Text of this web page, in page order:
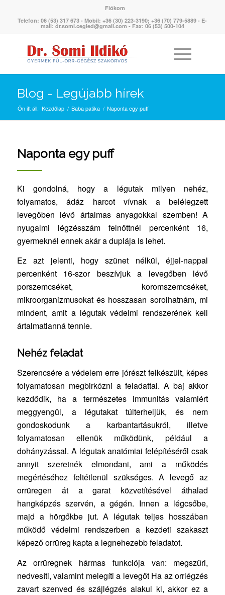
Fiókom
Telefon: 06 (53) 317 673 - Mobil: +36 (30) 223-3190; +36 (70) 779-5889 - E-
mail: dr.somi.cegled@gmail.com - Fax: 06 (53) 500-104
Blog - Legújabb hírek
Ön itt áll: Kezdőlap / Baba patika / Naponta egy puff
Naponta egy puff
Ki gondolná, hogy a légutak milyen nehéz,
folyamatos, ádáz harcot vívnak a belélegzett
levegőben lévő ártalmas anyagokkal szemben! A
nyugalmi légzésszám felnőttnél percenként 16,
gyermeknél ennek akár a duplája is lehet.
Ez azt jelenti, hogy szünet nélkül, éjjel-nappal
percenként 16-szor beszívjuk a levegőben lévő
porszemcséket, koromszemcséket,
mikroorganizmusokat és hosszasan sorolhatnám, mi
mindent, amit a légutak védelmi rendszerének kell
ártalmatlanná tennie.
Nehéz feladat
Szerencsére a védelem erre jórészt felkészült, képes
folyamatosan megbirkózni a feladattal. A baj akkor
kezdődik, ha a természetes immunitás valamiért
meggyengül, a légutakat túlterheljük, és nem
gondoskodunk a karbantartásukról, illetve
folyamatosan ellenük működünk, például a
dohányzással. A légutak anatómiai felépítéséről csak
annyit szeretnék elmondani, ami a működés
megértéséhez feltétlenül szükséges. A levegő az
orrüregen át a garat közvetítésével áthalad
hangképzés szervén, a gégén. Innen a légcsőbe,
majd a hörgőkbe jut. A légutak teljes hosszában
működő védelmi rendszerben a kezdeti szakaszt
képező orrüreg kapta a legnehezebb feladatot.
Az orrüregnek hármas funkciója van: megszűri,
nedvesíti, valamint melegíti a levegőt Ha az orrlégzés
zavart szenved és szájlégzés alakul ki, akkor ez a